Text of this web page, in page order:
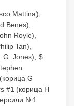
Mattina),
Benes),
Royle),
Tan),
G. Jones), $
G
#1 (корица H
№1